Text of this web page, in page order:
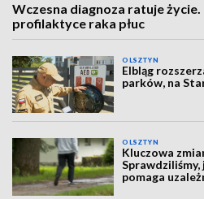
Wczesna diagnoza ratuje
profilaktyce raka płuc
OLSZTYN
Elbląg
parków, na
OLSZTYN
Kluczowa
pomaga